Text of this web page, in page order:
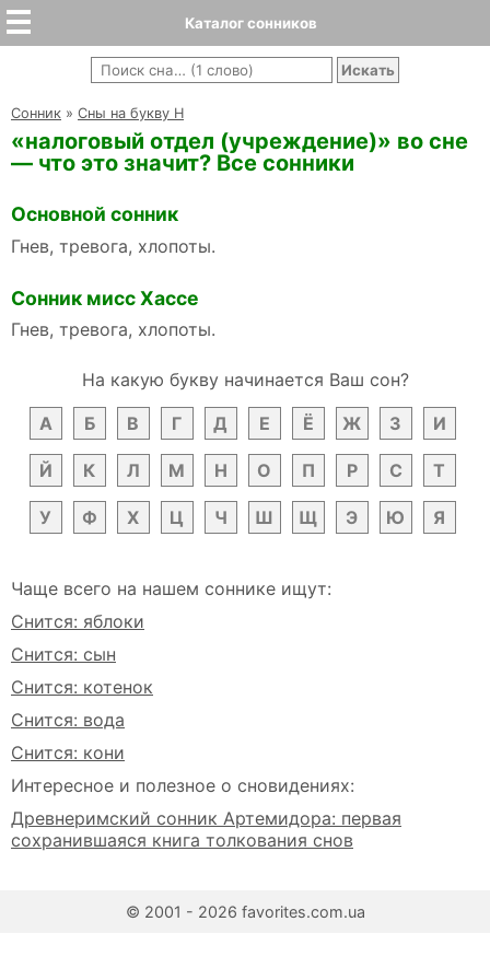
Каталог сонников
Cонник » Сны на букву Н
«налоговый отдел (учреждение)» во сне
— что это значит? Все сонники
Основной сонник
Гнев, тревога, хлопоты.
Сонник мисс Хассе
Гнев, тревога, хлопоты.
На какую букву начинается Ваш сон?
А
Б В Г Д Е Ё Ж З И
Й К Л М Н О П Р С Т
У Ф Х Ц Ч Ш Щ Э Ю Я
Чаще всего на нашем соннике ищут:
Снится: яблоки
Снится: сын
Снится: котенок
Снится: вода
Снится: кони
Интересное и полезное о сновидениях:
Древнеримский сонник Артемидора: первая
сохранившаяся книга толкования снов
© 2001 - 2026 favorites.com.ua